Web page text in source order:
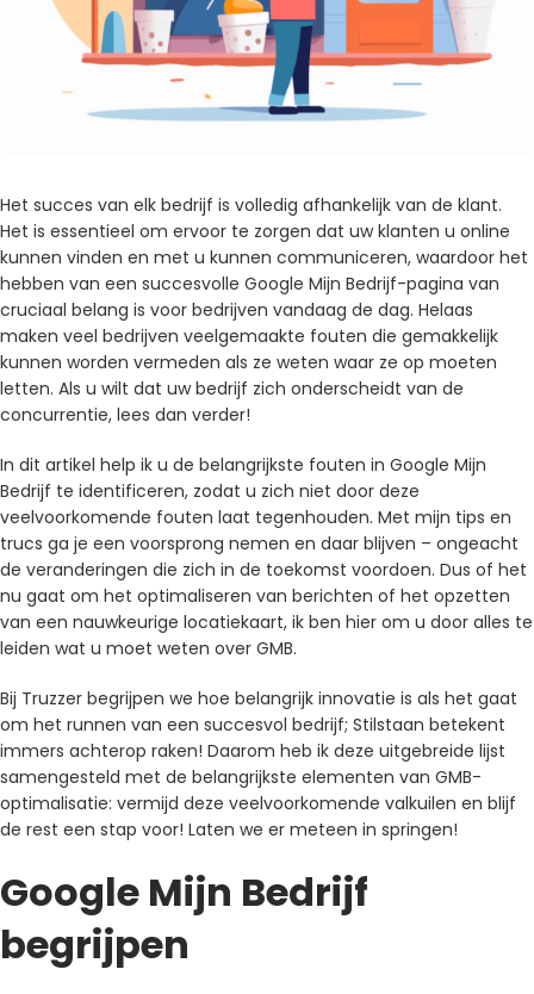
Het succes van elk bedrijf is volledig afhankelijk van de klant.
Het is essentieel om ervoor te zorgen dat uw klanten u online
kunnen vinden en met u kunnen communiceren, waardoor het
hebben van een succesvolle Google Mijn Bedrijf-pagina van
cruciaal belang is voor bedrijven vandaag de dag. Helaas
maken veel bedrijven veelgemaakte fouten die gemakkelijk
kunnen worden vermeden als ze weten waar ze op moeten
letten. Als u wilt dat uw bedrijf zich onderscheidt van de
concurrentie, lees dan verder!
In dit artikel help ik u de belangrijkste fouten in Google Mijn
Bedrijf te identificeren, zodat u zich niet door deze
veelvoorkomende fouten laat tegenhouden. Met mijn tips en
trucs ga je een voorsprong nemen en daar blijven – ongeacht
de veranderingen die zich in de toekomst voordoen. Dus of het
nu gaat om het optimaliseren van berichten of het opzetten
van een nauwkeurige locatiekaart, ik ben hier om u door alles te
leiden wat u moet weten over GMB.
Bij Truzzer begrijpen we hoe belangrijk innovatie is als het gaat
om het runnen van een succesvol bedrijf; Stilstaan ​​betekent
immers achterop raken! Daarom heb ik deze uitgebreide lijst
samengesteld met de belangrijkste elementen van GMB-
optimalisatie: vermijd deze veelvoorkomende valkuilen en blijf
de rest een stap voor! Laten we er meteen in springen!
Google Mijn Bedrijf
begrijpen